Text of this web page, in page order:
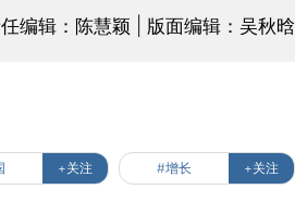
编辑：陈慧颖 | 版面编辑：吴秋晗
+关注 #增长 +关注